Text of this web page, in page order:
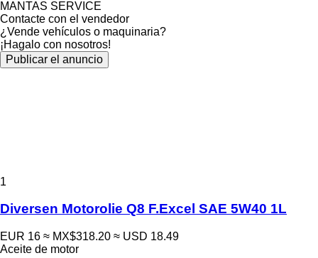
MANTAS SERVICE
Contacte con el vendedor
¿Vende vehículos o maquinaria?
¡Hagalo con nosotros!
Publicar el anuncio
1
Diversen Motorolie Q8 F.Excel SAE 5W40 1L
EUR 16 ≈ MX$318.20 ≈ USD 18.49
Aceite de motor